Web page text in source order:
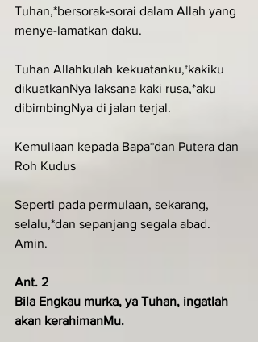
Tuhan,*bersorak-sorai dalam Allah yang
menye-lamatkan daku.
Tuhan Allahkulah kekuatanku,†kakiku
dikuatkanNya laksana kaki rusa,*aku
dibimbingNya di jalan terjal.
Kemuliaan kepada Bapa*dan Putera dan
Roh Kudus
Seperti pada permulaan, sekarang,
selalu,*dan sepanjang segala abad.
Amin.
Ant. 2
Bila Engkau murka, ya Tuhan, ingatlah
akan kerahimanMu.